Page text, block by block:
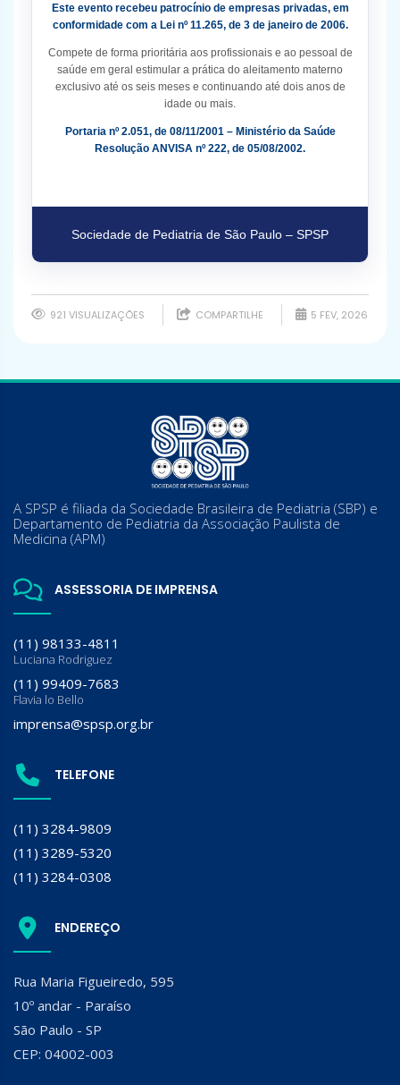
Este evento recebeu patrocínio de empresas privadas, em
conformidade com a Lei nº 11.265, de 3 de janeiro de 2006.
Compete de forma prioritária aos profissionais e ao pessoal de
saúde em geral estimular a prática do aleitamento materno
exclusivo até os seis meses e continuando até dois anos de
idade ou mais.
Portaria nº 2.051, de 08/11/2001 – Ministério da Saúde
Resolução ANVISA nº 222, de 05/08/2002.
Sociedade de Pediatria de São Paulo – SPSP
921 VISUALIZAÇÕES COMPARTILHE 5 FEV, 2026
A SPSP é filiada da Sociedade Brasileira de Pediatria (SBP) e
Departamento de Pediatria da Associação Paulista de
Medicina (APM)
ASSESSORIA DE IMPRENSA
(11) 98133-4811
Luciana Rodriguez
(11) 99409-7683
Flavia lo Bello
imprensa@spsp.org.br
TELEFONE
(11) 3284-9809
(11) 3289-5320
(11) 3284-0308
ENDEREÇO
Rua Maria Figueiredo, 595
10º andar - Paraíso
São Paulo - SP
CEP: 04002-003